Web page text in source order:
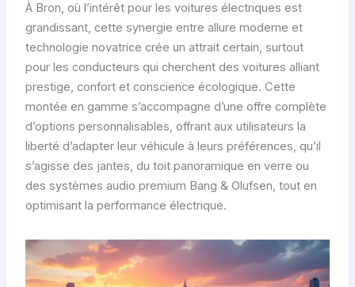
À Bron, où l’intérêt pour les voitures électriques est
grandissant, cette synergie entre allure moderne et
technologie novatrice crée un attrait certain, surtout
pour les conducteurs qui cherchent des voitures alliant
prestige, confort et conscience écologique. Cette
montée en gamme s’accompagne d’une offre complète
d’options personnalisables, offrant aux utilisateurs la
liberté d’adapter leur véhicule à leurs préférences, qu’il
s’agisse des jantes, du toit panoramique en verre ou
des systèmes audio premium Bang & Olufsen, tout en
optimisant la performance électrique.